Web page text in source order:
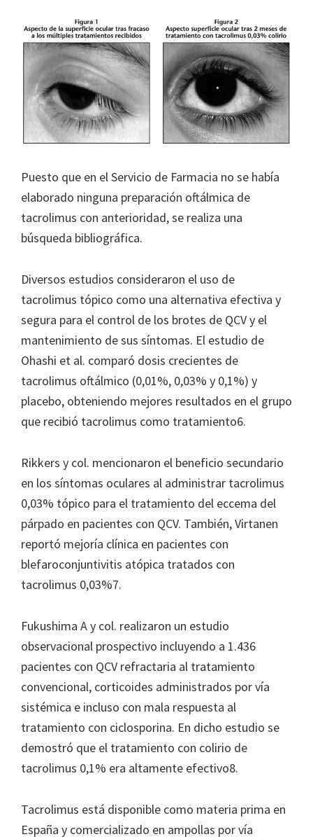
Puesto que en el Servicio de Farmacia no se había
elaborado ninguna preparación oftálmica de
tacrolimus con anterioridad, se realiza una
búsqueda bibliográfica.
Diversos estudios consideraron el uso de
tacrolimus tópico como una alternativa efectiva y
segura para el control de los brotes de QCV y el
mantenimiento de sus síntomas. El estudio de
Ohashi et al. comparó dosis crecientes de
tacrolimus oftálmico (0,01%, 0,03% y 0,1%) y
placebo, obteniendo mejores resultados en el grupo
que recibió tacrolimus como tratamiento6.
Rikkers y col. mencionaron el beneficio secundario
en los síntomas oculares al administrar tacrolimus
0,03% tópico para el tratamiento del eccema del
párpado en pacientes con QCV. También, Virtanen
reportó mejoría clínica en pacientes con
blefaroconjuntivitis atópica tratados con
tacrolimus 0,03%7.
Fukushima A y col. realizaron un estudio
observacional prospectivo incluyendo a 1.436
pacientes con QCV refractaria al tratamiento
convencional, corticoides administrados por vía
sistémica e incluso con mala respuesta al
tratamiento con ciclosporina. En dicho estudio se
demostró que el tratamiento con colirio de
tacrolimus 0,1% era altamente efectivo8.
Tacrolimus está disponible como materia prima en
España y comercializado en ampollas por vía